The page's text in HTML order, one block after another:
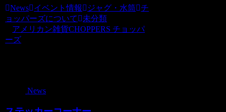
News イベント情報 ジャグ・水筒 チ
ョッパーズについて
未分類
アメリカン雑貨CHOPPERS チョッパ
ーズ
News